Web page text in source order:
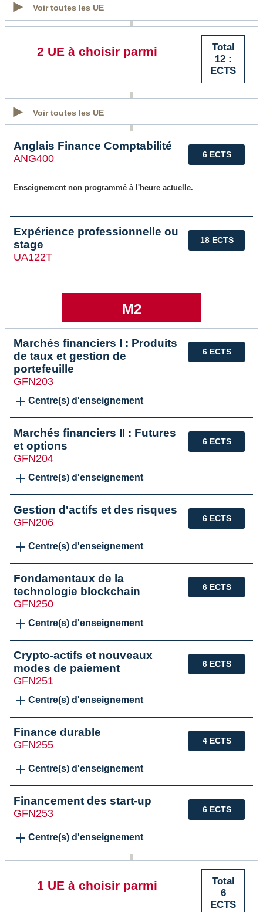
Voir toutes les UE
Total
12 :
ECTS
2 UE à choisir parmi
Voir toutes les UE
6 ECTS
Anglais Finance Comptabilité
ANG400
Enseignement non programmé à l'heure actuelle.
18 ECTS
Expérience professionnelle ou
stage
UA122T
M2
6 ECTS
Marchés financiers I : Produits
de taux et gestion de
portefeuille
GFN203
Centre(s) d'enseignement
6 ECTS
Marchés financiers II : Futures
et options
GFN204
Centre(s) d'enseignement
6 ECTS
Gestion d'actifs et des risques
GFN206
Centre(s) d'enseignement
6 ECTS
Fondamentaux de la
technologie blockchain
GFN250
Centre(s) d'enseignement
6 ECTS
Crypto-actifs et nouveaux
modes de paiement
GFN251
Centre(s) d'enseignement
4 ECTS
Finance durable
GFN255
Centre(s) d'enseignement
6 ECTS
Financement des start-up
GFN253
Centre(s) d'enseignement
Total
6
ECTS
1 UE à choisir parmi